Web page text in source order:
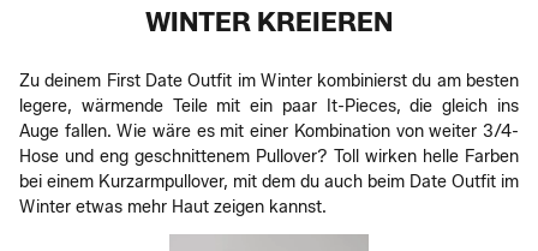
WINTER KREIEREN
Zu deinem First Date Outfit im Winter kombinierst du am besten
legere, wärmende Teile mit ein paar It-Pieces, die gleich ins
Auge fallen. Wie wäre es mit einer Kombination von weiter 3/4-
Hose und eng geschnittenem Pullover? Toll wirken helle Farben
bei einem Kurzarmpullover, mit dem du auch beim Date Outfit im
Winter etwas mehr Haut zeigen kannst.